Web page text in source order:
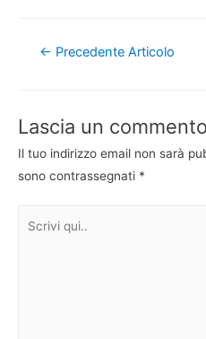
Navigazione
← Precedente Articolo
Lascia un commento
Il tuo indirizzo email non sarà
sono contrassegnati *